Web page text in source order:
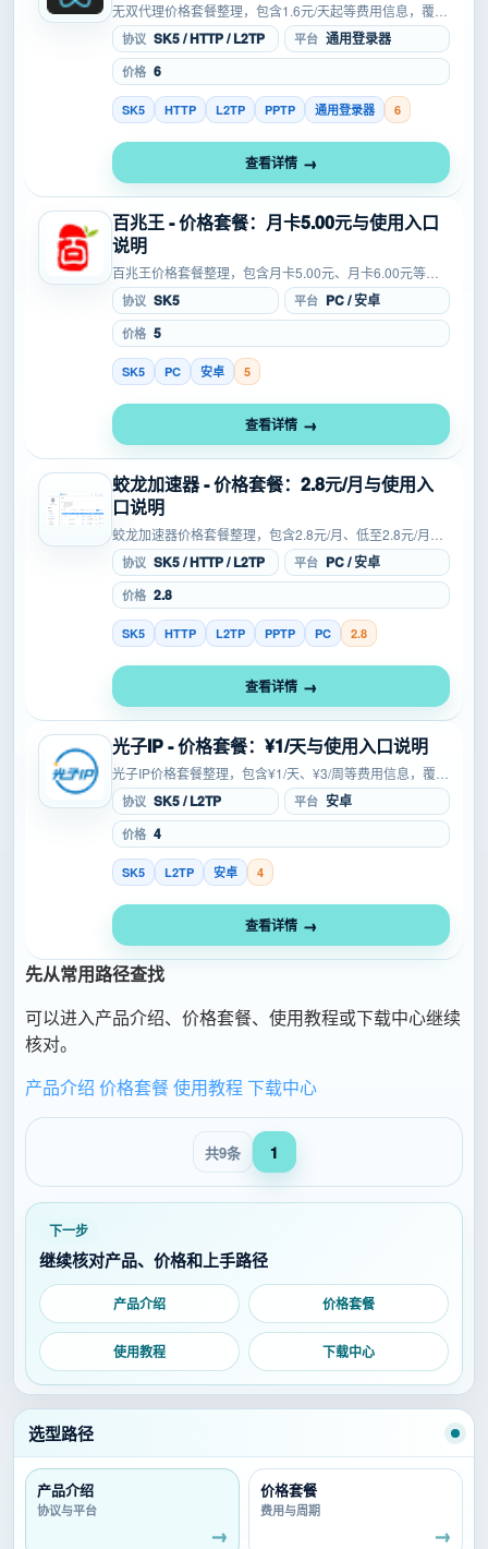
无双代理价格套餐整理，包含1.6元/天起等费用信息，覆盖
SOCKS5、L2TP等协议，方便在注册、试用或购买前核对
成本、入口和适用条件。提供高性价比全球SOCK...
协议 SK5 / HTTP / L2TP 平台 通用登录器
价格 6
SK5 HTTP L2TP PPTP 通用登录器 6
查看详情
百兆王 - 价格套餐：月卡5.00元与使用入口
说明
百兆王价格套餐整理，包含月卡5.00元、月卡6.00元等费
用信息，覆盖SOCKS5、L2TP等协议，适合游戏多开、工
作室、防封等场景参考，方便在注册、试用或购买...
协议 SK5 平台 PC / 安卓
价格 5
SK5 PC 安卓 5
查看详情
蛟龙加速器 - 价格套餐：2.8元/月与使用入
口说明
蛟龙加速器价格套餐整理，包含2.8元/月、低至2.8元/月等
费用信息，覆盖SOCKS5、L2TP等协议，方便在注册、试
用或购买前核对成本、入口和适用条件。蛟龙加...
协议 SK5 / HTTP / L2TP 平台 PC / 安卓
价格 2.8
SK5 HTTP L2TP PPTP PC 2.8
查看详情
光子IP - 价格套餐：¥1/天与使用入口说明
光子IP价格套餐整理，包含¥1/天、¥3/周等费用信息，覆盖
SOCKS5、L2TP等协议，适合游戏多开、工作室、防封等
场景参考，方便在注册、试用或购买前核对成本...
协议 SK5 / L2TP 平台 安卓
价格 4
SK5 L2TP 安卓 4
查看详情
先从常用路径查找
可以进入产品介绍、价格套餐、使用教程或下载中心继续
核对。
产品介绍 价格套餐使用教程 下载中心
共9条 1
下一步
继续核对产品、价格和上手路径
产品介绍 价格套餐
使用教程 下载中心
选型路径
产品介绍
协议与平台
价格套餐
费用与周期